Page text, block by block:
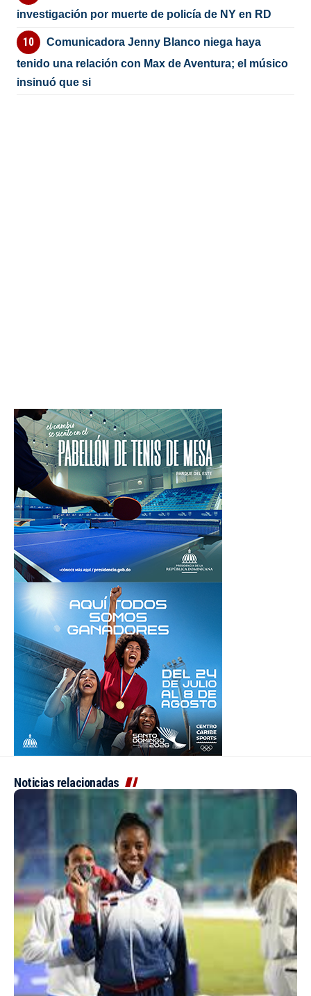
investigación por muerte de policía de NY en RD
Comunicadora Jenny Blanco niega haya
tenido una relación con Max de Aventura; el músico
insinuó que si
Noticias relacionadas